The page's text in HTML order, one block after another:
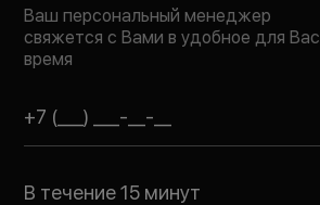
Ваш персональный менеджер
свяжется с Вами в удобное для Вас
время
В течение 15 минут